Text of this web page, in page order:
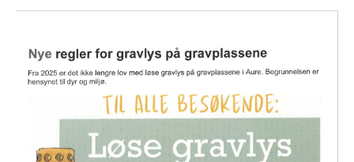
KALENDER
OM OSS
GRAVPLASSMYNDIGHET